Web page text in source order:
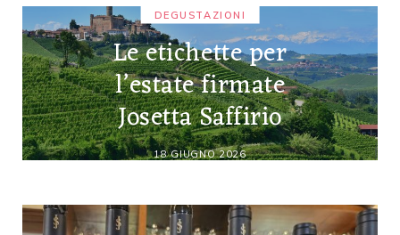
DEGUSTAZIONI
Le etichette per
l’estate firmate
Josetta Saffirio
18 GIUGNO 2026